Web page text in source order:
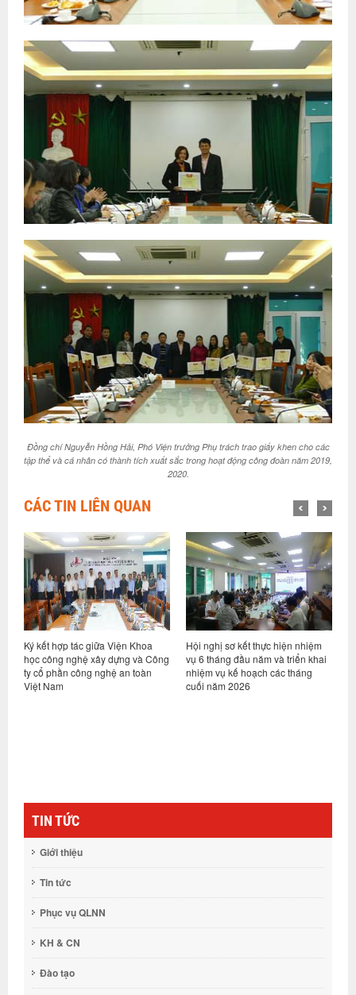
Đồng chí Nguyễn Hồng Hải, Phó Viện trưởng Phụ trách trao giấy khen cho các
tập thể và cá nhân có thành tích xuất sắc trong hoạt động công đoàn năm 2019,
2020.
CÁC TIN LIÊN QUAN
Hội nghị sơ kết thực hiện nhiệm
vụ 6 tháng đầu năm và triển khai
nhiệm vụ kế hoạch các tháng
cuối năm 2026
Viện Khoa học công nghệ xây
dựng và Tập đoàn Trần Đức ký kết
hợp tác nghiên cứu, phát triển
nền tảng tiêu chuẩn cho xây dựng
TIN TỨC
Giới thiệu
Tin tức
Phục vụ QLNN
KH & CN
Đào tạo